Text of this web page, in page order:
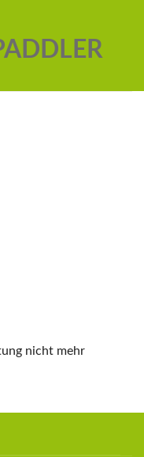
nicht mehr